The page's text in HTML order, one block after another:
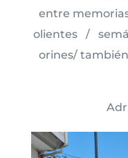
entre
olientes /
orines/